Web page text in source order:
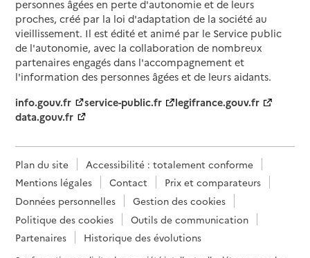
personnes âgées en perte d'autonomie et de leurs
proches, créé par la loi d'adaptation de la société au
vieillissement. Il est édité et animé par le Service public
de l'autonomie, avec la collaboration de nombreux
partenaires engagés dans l'accompagnement et
l'information des personnes âgées et de leurs aidants.
info.gouv.fr
service-public.fr
legifrance.gouv.fr
data.gouv.fr
Plan du site
Accessibilité : totalement conforme
Mentions légales
Contact
Prix et comparateurs
Données personnelles
Gestion des cookies
Politique des cookies
Outils de communication
Partenaires
Historique des évolutions